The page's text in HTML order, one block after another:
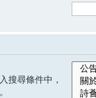
搜尋條件中，